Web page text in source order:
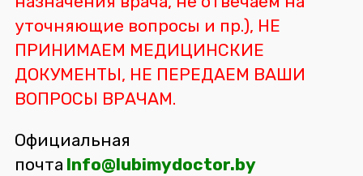
уточняющие вопросы и пр.), НЕ
ПРИНИМАЕМ МЕДИЦИНСКИЕ
ДОКУМЕНТЫ, НЕ ПЕРЕДАЕМ ВАШИ
ВОПРОСЫ ВРАЧАМ.
Официальная
почта Info@lubimydoctor.by